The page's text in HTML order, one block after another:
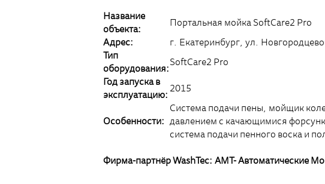
Название
объекта:
Портальная мойка SoftCare2 Pro
Адрес:
г. Екатеринбург, ул.
Тип
оборудования:
SoftCare2 Pro
Год запуска в
эксплуатацию:
2015
Особенности:
Система подачи пены, мойщик
давлением c качающимися
система подачи пенного воска и
Фирма-партнёр WashTec: АМТ- Автоматические